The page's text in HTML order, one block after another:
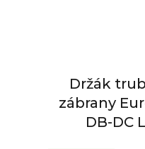
Držák
zábrany
DB-DC